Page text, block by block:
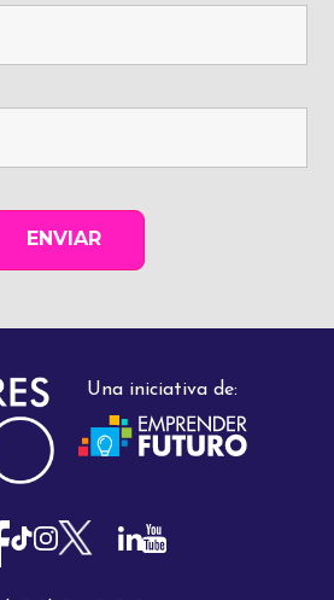
Una iniciativa de: